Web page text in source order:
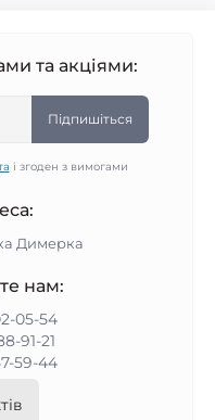
та акціями:
Підпишіться
і згоден з вимогами
Димерка
нам:
05-54
91-21
59-44